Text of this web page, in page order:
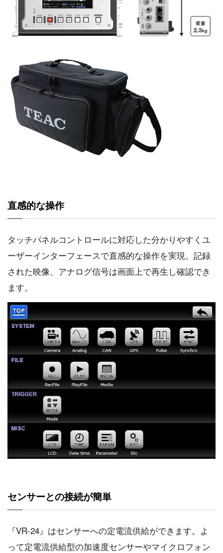
直感的な操作
タッチパネルコントロールに対応した分かりやすくユ
ーザーインターフェースで直感的な操作を実現。記録
された映像、アナログ信号は画面上で再生し確認でき
ます。
センサーとの接続が簡単
『VR-24』はセンサーへの定電流供給ができます。よ
って定電流供給型の加速度センサーやマイクロフォン